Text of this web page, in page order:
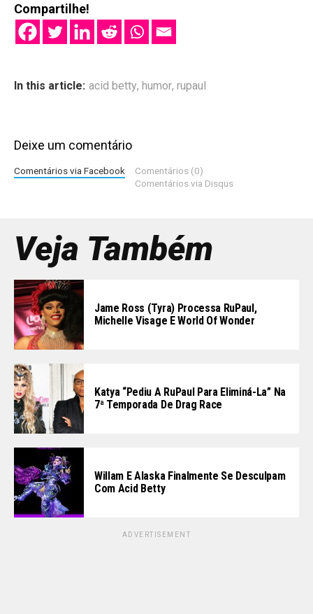
Compartilhe!
In this article: acid betty, humor, rupaul
Deixe um comentário
Comentários via Facebook
Comentários (0)
Comentários via Disqus
Veja Também
Jame Ross (Tyra) Processa RuPaul,
Michelle Visage E World Of Wonder
Katya “pediu A RuPaul Para Eliminá-La” Na
7ª Temporada De Drag Race
Willam E Alaska Finalmente Se Desculpam
Com Acid Betty
ADVERTISEMENT